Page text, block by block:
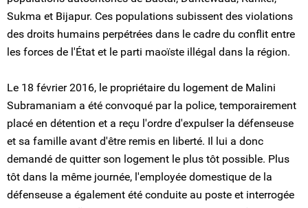
Sukma et Bijapur. Ces populations subissent des violations
des droits humains perpétrées dans le cadre du conflit entre
les forces de l'État et le parti maoïste illégal dans la région.
Le 18 février 2016, le propriétaire du logement de Malini
Subramaniam a été convoqué par la police, temporairement
placé en détention et a reçu l'ordre d'expulser la défenseuse
et sa famille avant d'être remis en liberté. Il lui a donc
demandé de quitter son logement le plus tôt possible. Plus
tôt dans la même journée, l'employée domestique de la
défenseuse a également été conduite au poste et interrogée